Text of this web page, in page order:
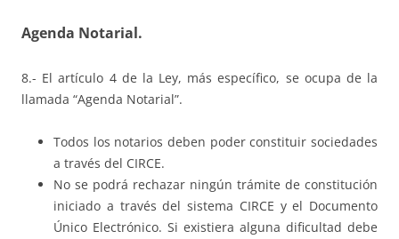
Agenda Notarial.
8.- El artículo 4 de la Ley, más específico, se ocupa de la
llamada “Agenda Notarial”.
Todos los notarios deben poder constituir sociedades
a través del CIRCE.
No se podrá rechazar ningún trámite de constitución
iniciado a través del sistema CIRCE y el Documento
Único Electrónico. Si existiera alguna dificultad debe